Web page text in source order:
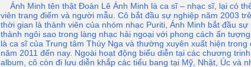
Ánh Minh tên thật Đoàn Lê Ánh Minh là ca sĩ – nhạc sĩ, lại có
viên trang điểm và người mẫu. Cô bắt đầu sự nghiệp năm 2003
thời gian là thành viên của nhóm nhạc Puriti, Ánh Minh bắt đầu
thành ngôi sao trong làng nhạc hải ngoại với phong cách ấn
là ca sĩ của Trung tâm Thúy Nga và thường xuyên xuất hiện
năm 2011 đến nay. Ngoài hoạt động biểu diễn tại các chương
album, cô còn đi lưu diễn khắp các tiểu bang tại Mỹ, Nhật, Úc và